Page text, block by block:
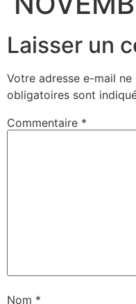
Laisser un
Votre adresse e-mail ne
obligatoires sont
Commentaire *
Nom *